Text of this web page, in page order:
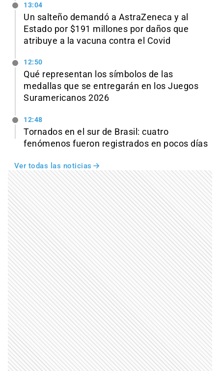
13:04
Un salteño demandó a AstraZeneca y al
Estado por $191 millones por daños que
atribuye a la vacuna contra el Covid
12:50
Qué representan los símbolos de las
medallas que se entregarán en los Juegos
Suramericanos 2026
12:48
Tornados en el sur de Brasil: cuatro
fenómenos fueron registrados en pocos días
Ver todas las noticias